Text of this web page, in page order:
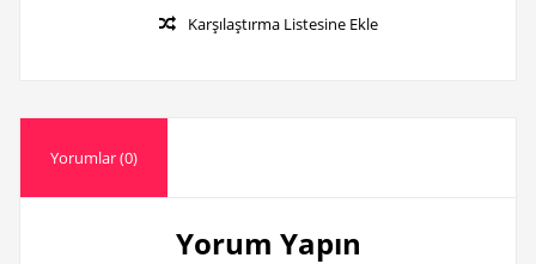
Karşılaştırma Listesine Ekle
Yorumlar (0)
Yorum Yapın